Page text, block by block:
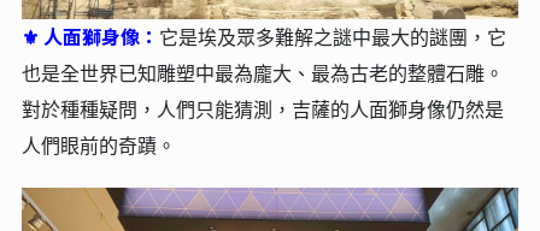
⚜ 人面獅身像： 它是埃及眾多難解之謎中最大的謎團，它
也是全世界已知雕塑中最為龐大、最為古老的整體石雕。
對於種種疑問，人們只能猜測，吉薩的人面獅身像仍然是
人們眼前的奇蹟。